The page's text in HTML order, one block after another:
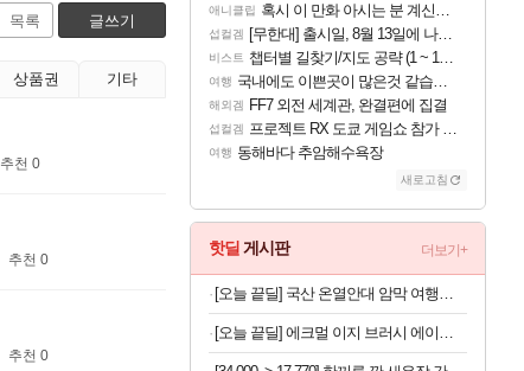
목록 글쓰기
상품권 기타
추천 0
추천 0
추천 0
애니클립 혹시 이 만화 아시는 분 계신가요
섭컬겜 [무한대] 출시일, 8월 13일에 나오나
비스트 챕터별 길찾기/지도 공략 (1 ~ 12장)
여행 국내에도 이쁜곳이 많은것 같습니다
해외겜 FF7 외전 세계관, 완결편에 집결
섭컬겜 프로젝트 RX 도쿄 게임쇼 참가 결정
여행 동해바다 추암해수욕장
새로고침
핫딜 게시판 더보기+
[오늘 끝딜] 국산 온열안대 암막 여행용 수면 안대 천연 아로마 스팀 찜질 아이마스크 일상에반하다
[오늘 끝딜] 에크멀 이지 브러시 에이에이 포인트 아이 06